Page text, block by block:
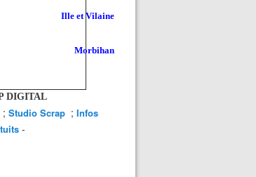
Ille et Vilaine
Morbihan
DIGITAL
; Studio Scrap ; Infos
-